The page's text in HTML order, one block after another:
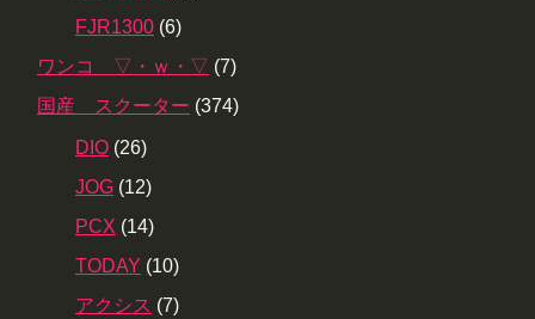
FJR1300 (6)
ワンコ ▽・ｗ・▽ (7)
国産 スクーター (374)
DIO (26)
JOG (12)
PCX (14)
TODAY (10)
アクシス (7)